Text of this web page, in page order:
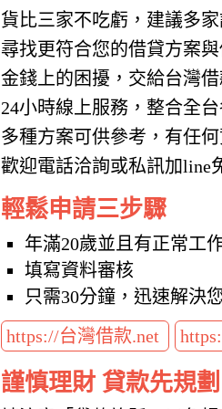
貨比三家不吃虧，建議多
尋找更符合您的借貸方案與
金錢上的困擾，交給台灣借
24小時線上服務，整合全
多種方案可供參考，有任何
歡迎電話洽詢或私訊加line
輕鬆申請三步驟
年滿20歲並且有正常工
填寫資料審核
只需30分鐘，迅速解決
https://台灣借款.net
謹慎理財 貸款先規劃